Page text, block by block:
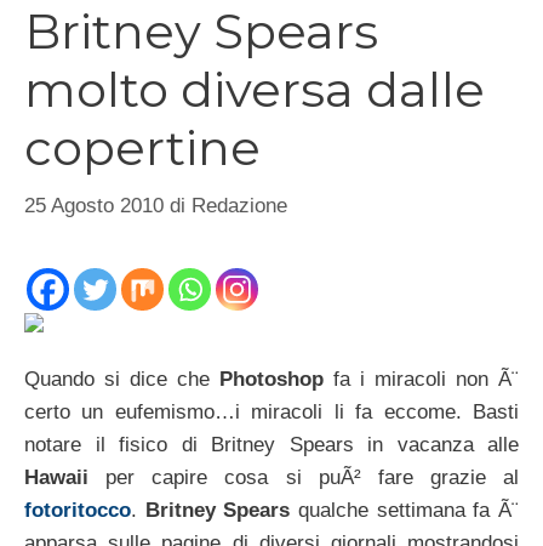
Britney Spears
molto diversa dalle
copertine
25 Agosto 2010 di Redazione
Quando si dice che Photoshop fa i miracoli non Ã¨
certo un eufemismo…i miracoli li fa eccome. Basti
notare il fisico di Britney Spears in vacanza alle
Hawaii per capire cosa si puÃ² fare grazie al
fotoritocco. Britney Spears qualche settimana fa Ã¨